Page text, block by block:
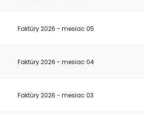
Faktúry 2026 - mesiac 05
Faktúry 2026 - mesiac 04
Faktúry 2026 - mesiac 03